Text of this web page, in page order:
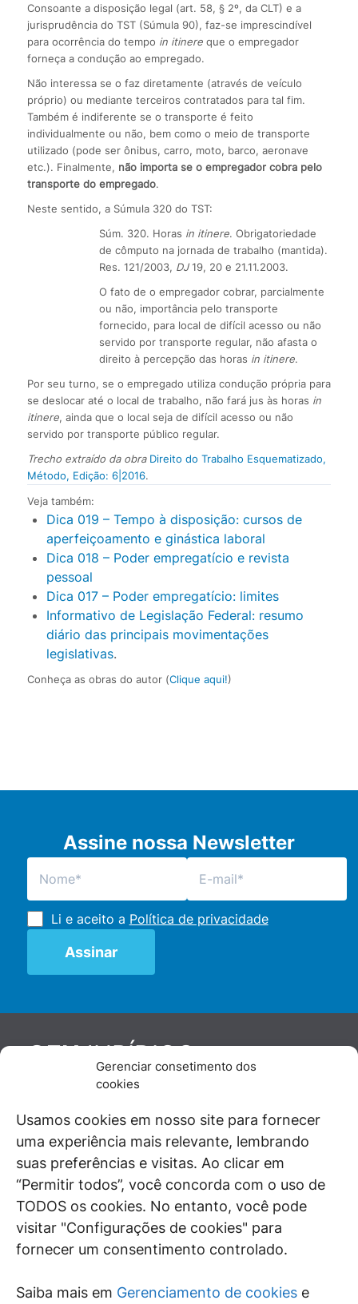
Gerenciar consetimento dos
cookies
Usamos cookies em nosso site para fornecer
uma experiência mais relevante, lembrando
suas preferências e visitas. Ao clicar em
“Permitir todos”, você concorda com o uso de
TODOS os cookies. No entanto, você pode
visitar "Configurações de cookies" para
fornecer um consentimento controlado.
Saiba mais em Gerenciamento de cookies e
Consoante a disposição legal (art. 58, § 2º, da CLT) e a
jurisprudência do TST (Súmula 90), faz-se imprescindível
para ocorrência do tempo in itinereque o empregador
forneça a condução ao empregado.
Não interessa se o faz diretamente (através de veículo
próprio) ou mediante terceiros contratados para tal fim.
Também é indiferente se o transporte é feito
individualmente ou não, bem como o meio de transporte
utilizado (pode ser ônibus, carro, moto, barco, aeronave
etc.). Finalmente, não importa se o empregador cobra pelo
transporte do empregado.
Neste sentido, a Súmula 320 do TST:
Súm. 320. Horas in itinere. Obrigatoriedade
de cômputo na jornada de trabalho (mantida).
Res. 121/2003, DJ19, 20 e 21.11.2003.
O fato de o empregador cobrar, parcialmente
ou não, importância pelo transporte
fornecido, para local de difícil acesso ou não
servido por transporte regular, não afasta o
direito à percepção das horas in itinere.
Por seu turno, se o empregado utiliza condução própria para
se deslocar até o local de trabalho, não fará jus às horas in
itinere, ainda que o local seja de difícil acesso ou não
servido por transporte público regular.
Trecho extraído da obra Direito do Trabalho Esquematizado,
Método, Edição: 6|2016.
Veja também:
Dica 019 – Tempo à disposição: cursos de
aperfeiçoamento e ginástica laboral
Dica 018 – Poder empregatício e revista
pessoal
Dica 017 – Poder empregatício: limites
Informativo de Legislação Federal: resumo
diário das principais movimentações
legislativas.
Conheça as obras do autor (Clique aqui!)
Assine nossa Newsletter
Li e aceito a Política de privacidade
GENJURÍDICO
De maneira independente, os autores e
juristas e doutrinadores nacionais, se posicionam
diante de questões relevantes do cotidiano e
universo jurídico.